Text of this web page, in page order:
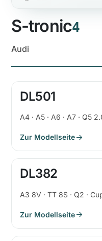
S-tronic4
Audi
DL501
A4 · A5 · A6 · A7 · Q5
Zur Modellseite
DL382
A3 8V · TT 8S · Q2 ·
Zur Modellseite